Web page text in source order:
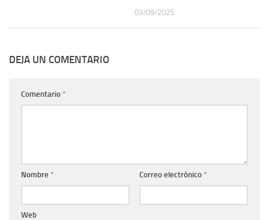
03/09/2025
DEJA UN COMENTARIO
Comentario *
Nombre * Correo electrónico *
Web